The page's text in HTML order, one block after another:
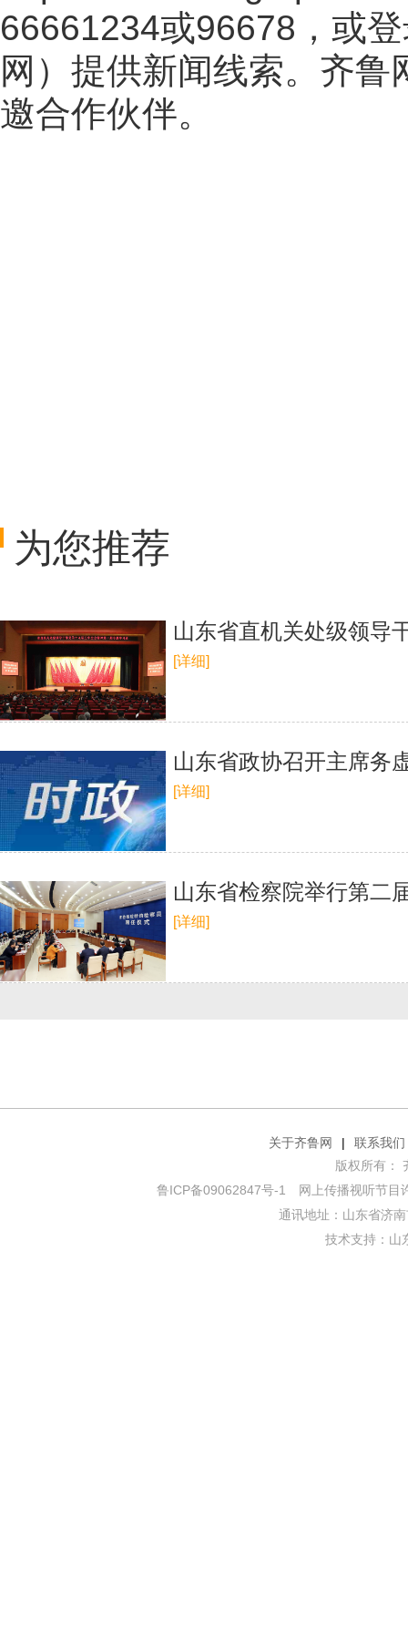
66661234或96678，或
网 ）提供新闻线索。齐鲁
邀合作伙伴。
为您推荐
山东省直机关处级领导
[详细]
山东省政协召开主席务
[详细]
山东省检察院举行第二
[详细]
关于齐鲁网 |
联系我们
版权所有：
鲁ICP备09062847号-1
网上传播视听节目
通讯地址：山东省济
技术支持： 山